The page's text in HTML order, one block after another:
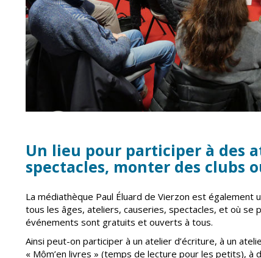
Un lieu pour participer à des
spectacles, monter des clubs
La médiathèque Paul Éluard de Vierzon est
tous les âges, ateliers, causeries, spectacles, et où
événements sont gratuits et ouverts à tous.
Ainsi peut-on participer à un atelier d’écriture, à un
« Môm’en livres » (temps de lecture pour les petits),